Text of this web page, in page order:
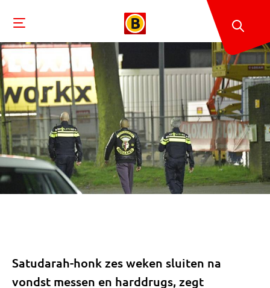
Satudarah-honk zes weken sluiten na
vondst messen en harddrugs, zegt